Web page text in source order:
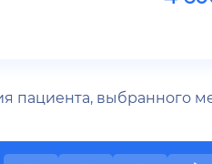
пациента,